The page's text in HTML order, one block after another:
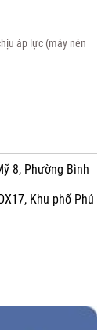
áp lực (máy nén
8, Phường Bình
Khu phố Phú